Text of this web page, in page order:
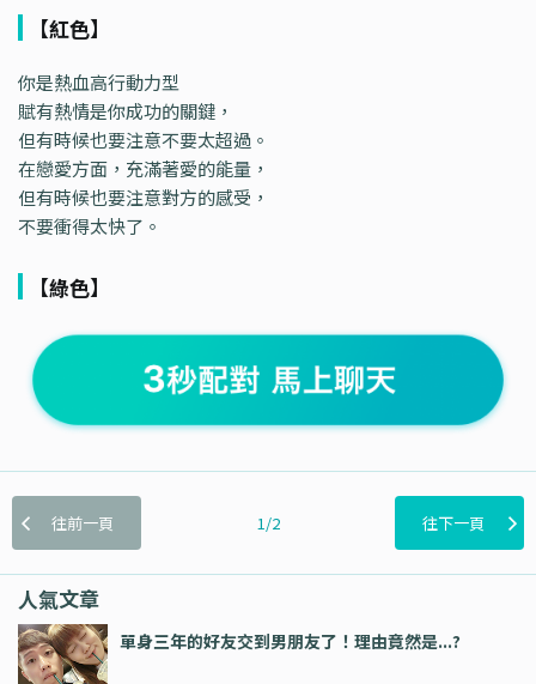
【紅色】
你是熱血高行動力型
賦有熱情是你成功的關鍵，
但有時候也要注意不要太超過。
在戀愛方面，充滿著愛的能量，
但有時候也要注意對方的感受，
不要衝得太快了。
【綠色】
往前一頁 1/2 往下一頁
人氣文章
單身三年的好友交到男朋友了！理由竟然是...?